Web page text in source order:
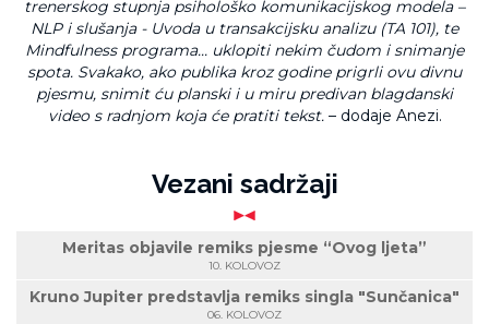
trenerskog stupnja psihološko komunikacijskog modela –
NLP i slušanja - Uvoda u transakcijsku analizu (TA 101), te
Mindfulness programa... uklopiti nekim čudom i snimanje
spota. Svakako, ako publika kroz godine prigrli ovu divnu
pjesmu, snimit ću planski i u miru predivan blagdanski
video s radnjom koja će pratiti tekst. – dodaje Anezi.
Vezani sadržaji
Meritas objavile remiks pjesme “Ovog ljeta”
10. KOLOVOZ
Kruno Jupiter predstavlja remiks singla "Sunčanica"
06. KOLOVOZ